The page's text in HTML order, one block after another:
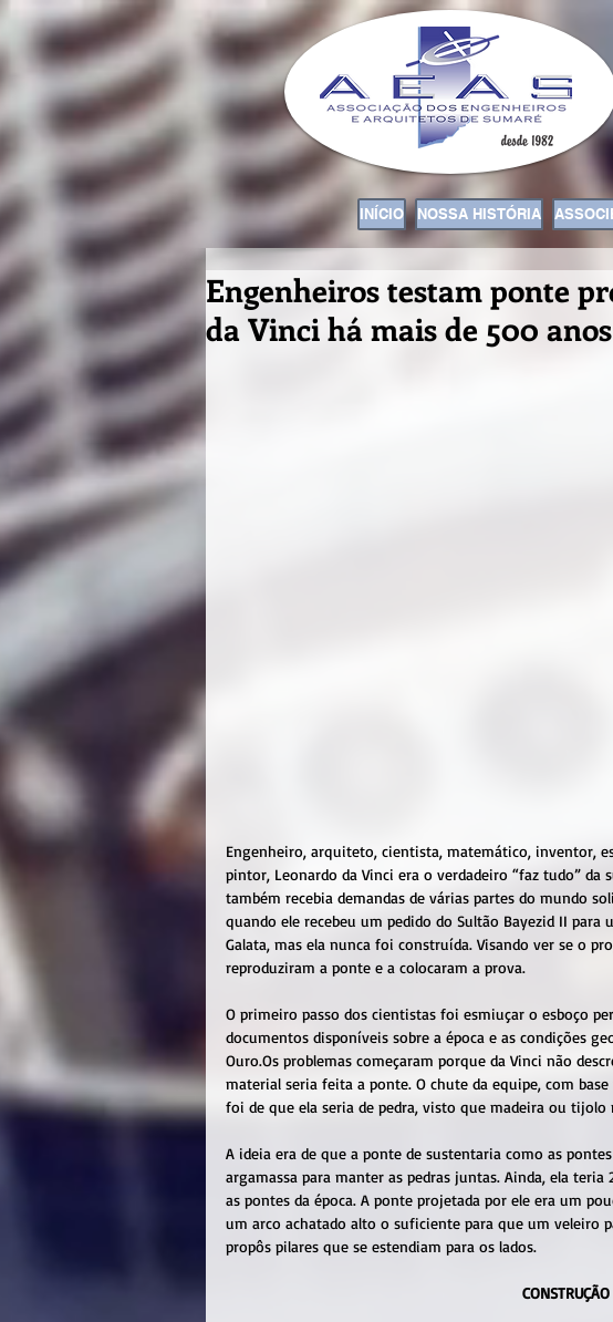
INÍCIO NOSSA HISTÓRIA
Engenheiros testam ponte
da Vinci há mais de 500 anos
Engenheiro, arquiteto, cientista, matemático, inventor,
pintor, Leonardo da Vinci era o verdadeiro “faz tudo” da
também recebia demandas de várias partes do mundo
quando ele recebeu um pedido do Sultão Bayezid II
Galata, mas ela nunca foi construída. Visando ver se o
reproduziram a ponte e a colocaram a prova.
O primeiro passo dos cientistas foi esmiuçar o esboço
documentos disponíveis sobre a época e as condições
Ouro.Os problemas começaram porque da Vinci não
material seria feita a ponte. O chute da equipe, com
foi de que ela seria de pedra, visto que madeira ou
A ideia era de que a ponte de sustentaria como as
argamassa para manter as pedras juntas. Ainda, ela
as pontes da época. A ponte projetada por ele era um
um arco achatado alto o suficiente para que um veleiro
propôs pilares que se estendiam para os lados.
                                                                   CONSTRUÇÃO